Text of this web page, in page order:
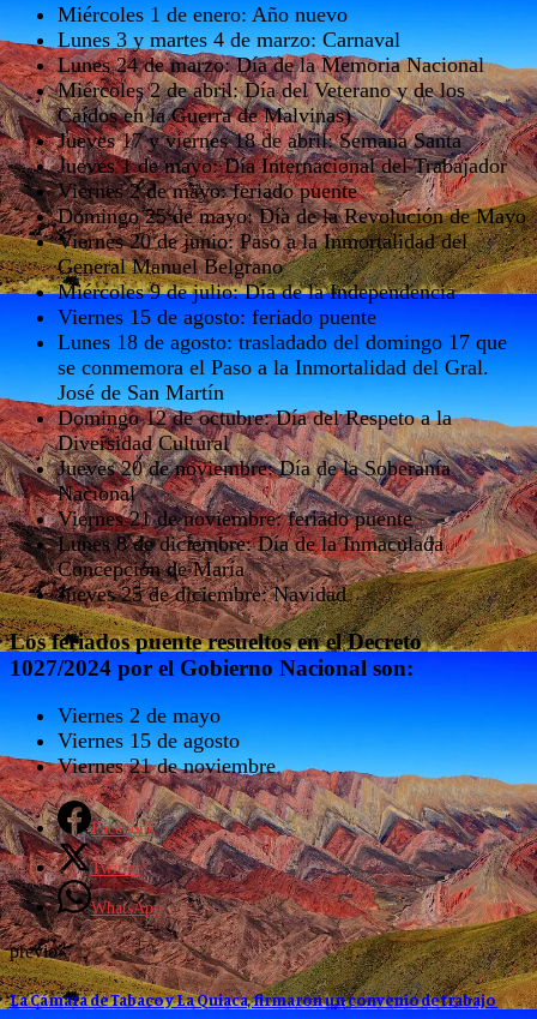
Miércoles 1 de enero: Año nuevo
Lunes 3 y martes 4 de marzo: Carnaval
Lunes 24 de marzo: Día de la Memoria Nacional
Miércoles 2 de abril: Día del Veterano y de los
Caídos en la Guerra de Malvinas)
Jueves 17 y viernes 18 de abril: Semana Santa
Jueves 1 de mayo: Día Internacional del Trabajador
Viernes 2 de mayo: feriado puente
Domingo 25 de mayo: Día de la Revolución de Mayo
Viernes 20 de junio: Paso a la Inmortalidad del
General Manuel Belgrano
Miércoles 9 de julio: Día de la Independencia
Viernes 15 de agosto: feriado puente
Lunes 18 de agosto: trasladado del domingo 17 que
se conmemora el Paso a la Inmortalidad del Gral.
José de San Martín
Domingo 12 de octubre: Día del Respeto a la
Diversidad Cultural
Jueves 20 de noviembre: Día de la Soberanía
Nacional
Viernes 21 de noviembre: feriado puente
Lunes 8 de diciembre: Día de la Inmaculada
Concepción de María
Jueves 25 de diciembre: Navidad
Los feriados puente resueltos en el Decreto
1027/2024 por el Gobierno Nacional son:
Viernes 2 de mayo
Viernes 15 de agosto
Viernes 21 de noviembre
Facebook
Twitter
WhatsApp
previo
La Cámara de Tabaco y La Quiaca, firmaron un convenio de trabajo